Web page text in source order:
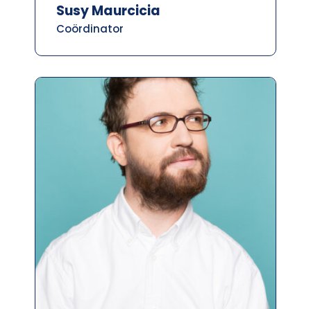
Susy Maurcicia
Coördinator